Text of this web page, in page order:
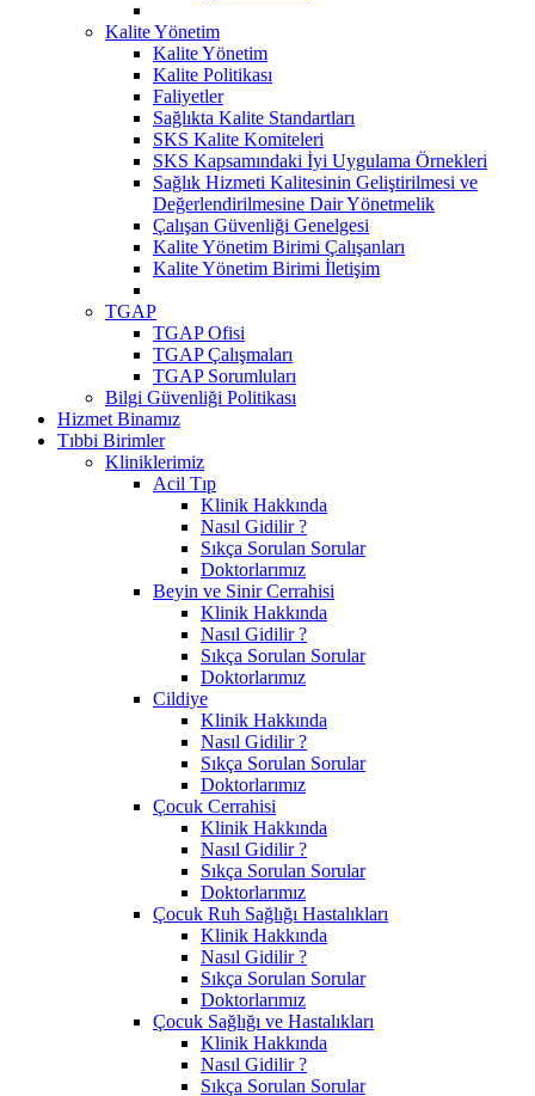
Kalite Yönetim
Kalite Yönetim
Kalite Politikası
Faliyetler
Sağlıkta Kalite Standartları
SKS Kalite Komiteleri
SKS Kapsamındaki İyi Uygulama Örnekleri
Sağlık Hizmeti Kalitesinin Geliştirilmesi ve
Değerlendirilmesine Dair Yönetmelik
Çalışan Güvenliği Genelgesi
Kalite Yönetim Birimi Çalışanları
Kalite Yönetim Birimi İletişim
TGAP
TGAP Ofisi
TGAP Çalışmaları
TGAP Sorumluları
Bilgi Güvenliği Politikası
Hizmet Binamız
Tıbbi Birimler
Kliniklerimiz
Acil Tıp
Klinik Hakkında
Nasıl Gidilir ?
Sıkça Sorulan Sorular
Doktorlarımız
Beyin ve Sinir Cerrahisi
Klinik Hakkında
Nasıl Gidilir ?
Sıkça Sorulan Sorular
Doktorlarımız
Cildiye
Klinik Hakkında
Nasıl Gidilir ?
Sıkça Sorulan Sorular
Doktorlarımız
Çocuk Cerrahisi
Klinik Hakkında
Nasıl Gidilir ?
Sıkça Sorulan Sorular
Doktorlarımız
Çocuk Ruh Sağlığı Hastalıkları
Klinik Hakkında
Nasıl Gidilir ?
Sıkça Sorulan Sorular
Doktorlarımız
Çocuk Sağlığı ve Hastalıkları
Klinik Hakkında
Nasıl Gidilir ?
Sıkça Sorulan Sorular